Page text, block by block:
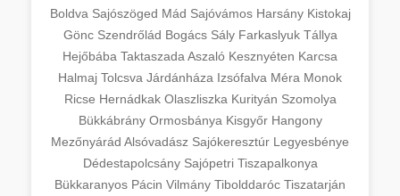
Boldva Sajószöged Mád Sajóvámos Harsány Kistokaj
Gönc Szendrőlád Bogács Sály Farkaslyuk Tállya
Hejőbába Taktaszada Aszaló Kesznyéten Karcsa
Halmaj Tolcsva Járdánháza Izsófalva Méra Monok
Ricse Hernádkak Olaszliszka Kurityán Szomolya
Bükkábrány Ormosbánya Kisgyőr Hangony
Mezőnyárád Alsóvadász Sajókeresztúr Legyesbénye
Dédestapolcsány Sajópetri Tiszapalkonya
Bükkaranyos Pácin Vilmány Tibolddaróc Tiszatarján